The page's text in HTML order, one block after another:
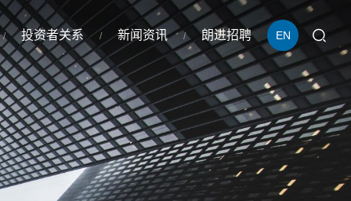
EN
投资者关系 新闻资讯 朗进招聘